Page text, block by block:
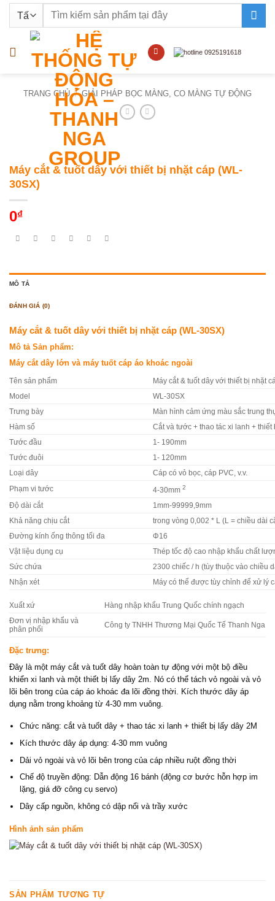
nội
Tìm
TRANG CHỦ / GIẢI PHÁP BỌC MÀNG, CO MÀNG TỰ ĐỘNG
Máy cắt & tuốt dây với thiết bị nhặt cáp (WL-
30SX)
0₫
MÔ TẢ
ĐÁNH GIÁ (0)
Máy cắt & tuốt dây với thiết bị nhặt cáp (WL-30SX)
Mô tả Sản phẩm:
Máy cắt dây lớn và máy tuốt cáp áo khoác ngoài
Tên sản phẩm Máy cắt & tuốt dây với thiết bị nhặt
Model WL-30SX
Trưng bày Màn hình cảm ứng màu sắc trung
Hàm số Cắt và tước + thao tác xi lanh + thiết
Tước đầu 1- 190mm
Tước đuôi 1- 120mm
Loại dây Cáp có vỏ bọc, cáp PVC, v.v.
Phạm vi tước 4-30mm 2
Độ dài cắt 1mm-99999,9mm
Khả năng chịu cắt trong vòng 0,002 * L (L = chiều dài
Đường kính ống thông tối đa Φ16
Vật liệu dụng cụ Thép tốc độ cao nhập khẩu chất
Sức chứa 2300 chiếc / h (tùy thuộc vào chiều
Nhận xét Máy có thể được tùy chỉnh để xử lý
Xuất xứ Hàng nhập khẩu Trung Quốc chính ngạch
Đơn vị nhập khẩu và
phân phối
Công ty TNHH Thương Mại Quốc Tế Thanh Nga
Đặc trưng:
Đây là một máy cắt và tuốt dây hoàn toàn tự động với một bộ điều
khiển xi lanh và một thiết bị lấy dây 2m. Nó có thể tách vỏ ngoài và vỏ
lõi bên trong của cáp áo khoác đa lõi đồng thời. Kích thước dây áp
dụng nằm trong khoảng từ 4-30 mm vuông.
Chức năng: cắt và tuốt dây + thao tác xi lanh + thiết bị lấy dây 2M
Kích thước dây áp dụng: 4-30 mm vuông
Dải vỏ ngoài và vỏ lõi bên trong của cáp nhiều ruột đồng thời
Chế độ truyền động: Dẫn động 16 bánh (động cơ bước hỗn hợp im
lặng, giá đỡ công cụ servo)
Dây cấp nguồn, không có dập nổi và trầy xước
Hình ảnh sản phẩm
SẢN PHẨM TƯƠNG TỰ